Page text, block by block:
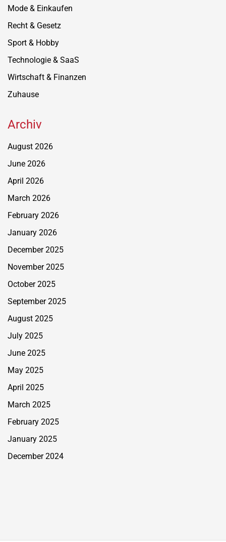
Mode & Einkaufen
Recht & Gesetz
Sport & Hobby
Technologie & SaaS
Wirtschaft & Finanzen
Zuhause
Archiv
August 2026
June 2026
April 2026
March 2026
February 2026
January 2026
December 2025
November 2025
October 2025
September 2025
August 2025
July 2025
June 2025
May 2025
April 2025
March 2025
February 2025
January 2025
December 2024